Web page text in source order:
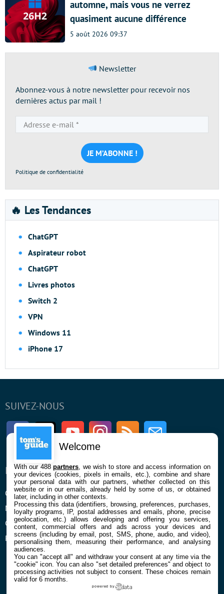
automne, mais vous ne verrez
quasiment aucune différence
5 août 2026 09:37
Newsletter
Abonnez-vous à notre newsletter pour recevoir nos
dernières actus par mail !
e-
mail
*
Politique de confidentialité
🔥 Les Tendances
ChatGPT
Aspirateur robot
ChatGPT
Livres photos
Switch 2
VPN
Windows 11
iPhone 17
SUIVEZ-NOUS
FacebookTwitter Youtube InstagramRSS Newsletter
ENTREPRISE
Qui sommes nous
Mentions légales et CGU
Confidentialité et Cookies
Préférences cookies
À PROPOS
La rédaction
Contact
Welcome
With our 488partners , we wish to store and access information on
your devices (cookies, pixels in emails, etc.), combine and share
your personal data with our partners, whether collected on this
website or in our emails, already held by some of us, or obtained
later, including in other contexts.
Processing this data (identifiers, browsing, preferences, purchases,
loyalty programs, IP, postal addresses and emails, phone, precise
geolocation, etc.) allows developing and offering you services,
content, commercial offers and ads across your devices and
screens (including by email, post, SMS, phone, audio, and video),
personalising them, measuring their performance, and analysing
audiences.
You can "accept all" and withdraw your consent at any time via the
"cookie" icon. You can also "set detailed preferences" and object to
processing activities not subject to consent. These choices remain
valid for 6 months.
powered by